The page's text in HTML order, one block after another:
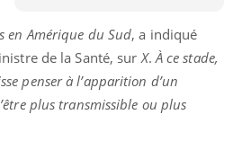
en Amérique du Sud, a indiqué
de la Santé, sur X. À ce stade,
penser à l’apparition d’un
plus transmissible ou plus